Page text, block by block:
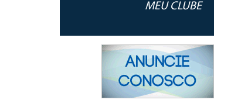
MEU CLUBE